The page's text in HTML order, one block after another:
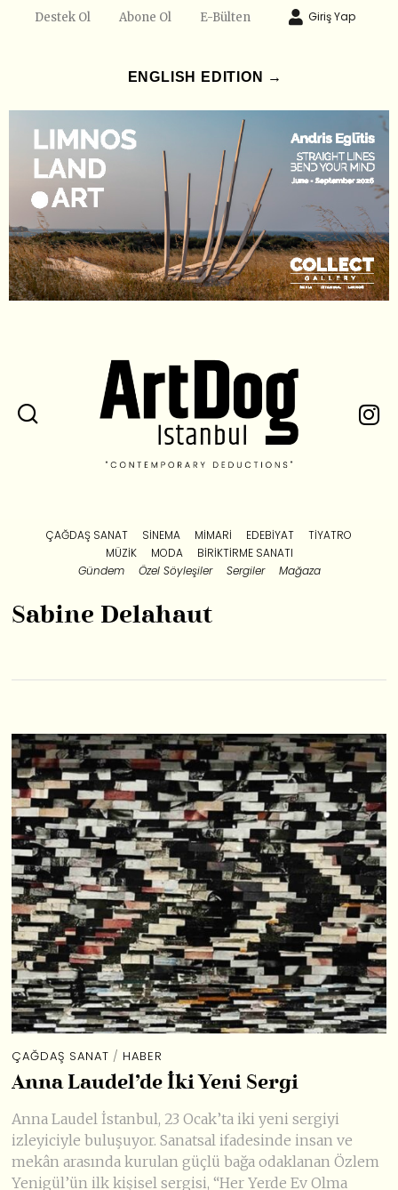
Destek Ol Abone Ol E-Bülten Giriş Yap
ENGLISH EDITION →
ÇAĞDAŞ SANAT SINEMA MIMARI EDEBIYAT
TIYATRO
MÜZIK
MODA
BIRIKTIRME SANATI
Gündem
Özel Söyleşiler Sergiler Mağaza
Sabine Delahaut
ÇAĞDAŞ SANAT / HABER
Anna Laudel’de İki Yeni Sergi
Anna Laudel İstanbul, 23 Ocak’ta iki yeni sergiyi
izleyiciyle buluşuyor. Sanatsal ifadesinde insan ve
mekân arasında kurulan güçlü bağa odaklanan Özlem
Yenigül’ün ilk kişisel sergisi, “Her Yerde Ev Olma